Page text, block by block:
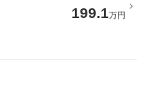
199.1万円